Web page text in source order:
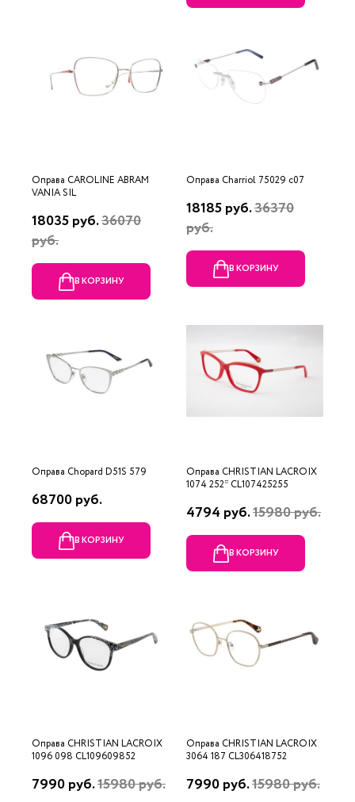
Оправа CAROLINE ABRAM
VANIA SIL
18035 руб.36070
руб.
В КОРЗИНУ
Оправа Charriol 75029 c07
18185 руб.36370
руб.
В КОРЗИНУ
Оправа Chopard D51S 579
68700 руб.
В КОРЗИНУ
Оправа CHRISTIAN LACROIX
1074 252* CL107425255
4794 руб.15980 руб.
В КОРЗИНУ
Оправа CHRISTIAN LACROIX
1096 098 CL109609852
7990 руб.15980 руб.
Оправа CHRISTIAN LACROIX
3064 187 CL306418752
7990 руб.15980 руб.